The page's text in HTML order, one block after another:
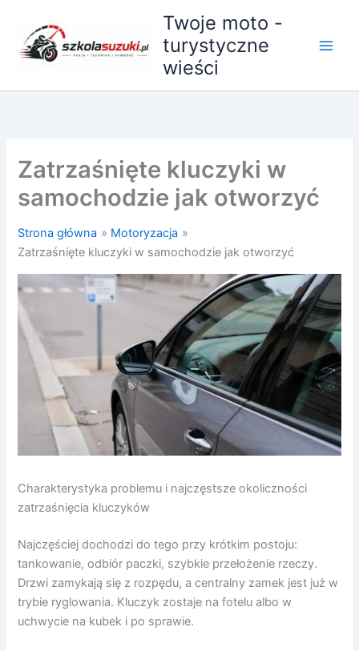
treści
Twoje moto -
turystyczne
wieści
Zatrzaśnięte kluczyki w
samochodzie jak otworzyć
Strona główna
Motoryzacja
Zatrzaśnięte kluczyki w samochodzie jak otworzyć
Charakterystyka problemu i najczęstsze okoliczności
zatrzaśnięcia kluczyków
Najczęściej dochodzi do tego przy krótkim postoju:
tankowanie, odbiór paczki, szybkie przełożenie rzeczy.
Drzwi zamykają się z rozpędu, a centralny zamek jest już w
trybie ryglowania. Kluczyk zostaje na fotelu albo w
uchwycie na kubek i po sprawie.